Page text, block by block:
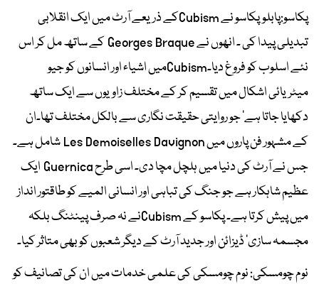
پکاسو:پابلوپکاسو نے Cubismکے ذریعے آرٹ میں ایک انقلابی
تبدیلی پیدا کی ۔ انھوں نے Georges Braque کے ساتھ مل کر اس
نئے اسلوب کو فروغ دیا۔Cubismمیں اشیاء اور انسانوں کو جیو
میٹریائی اشکال میں تقسیم کر کے مختلف زاویوں سے ایک ساتھ
دکھایا جاتا ہے‘ جو روایتی حقیقت نگاری سے بالکل مختلف تھا۔ان
کے مشہور فن پاروں میں Les Demoiselles Davignon شامل ہے۔
جس نے آرٹ کی دنیا میں ہلچل مچا دی۔ اسی طرح Guernica ایک
عظیم شاہکار ہے جو جنگ کی تباہی اور انسانی المیے کو طاقتور انداز
میں پیش کرتا ہے۔ پکاسو کے Cubismنے نہ صرف پینٹنگ بلکہ
مجسمہ سازی‘ ڈیزائن اور جدید آرٹ کے دیگر شعبوں کو بھی متاثر کیا۔
نوم چومسکی: نوم چومسکی کی علمی خدمات میں ان کی تصانیف کو